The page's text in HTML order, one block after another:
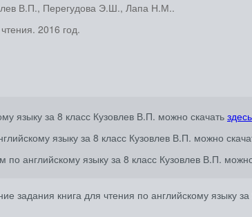
В.П., Перегудова Э.Ш., Лапа Н.М..
2016 год.
языку за 8 класс Кузовлев В.П. можно скачать здесь
языку за 8 класс Кузовлев В.П. можно
по английскому языку за 8 класс Кузовлев В.П.
задания книга для чтения по английскому языку